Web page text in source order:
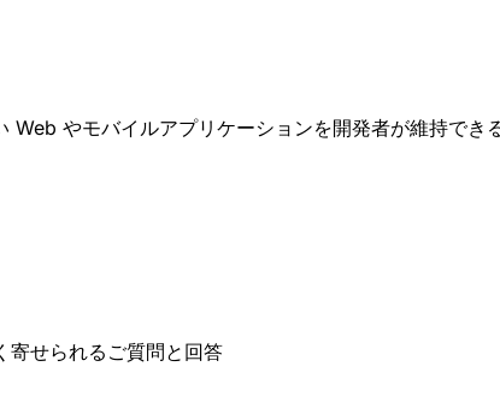
やモバイルアプリケーションを開発者が維持でき
寄せられるご質問と回答